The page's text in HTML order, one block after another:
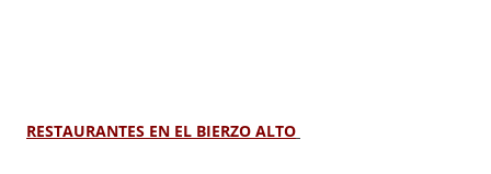
RESTAURANTES EN EL BIERZO ALTO